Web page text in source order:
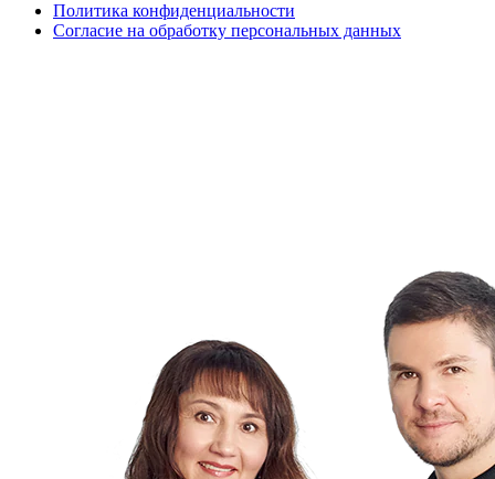
Политика конфиденциальности
Согласие на обработку персональных данных